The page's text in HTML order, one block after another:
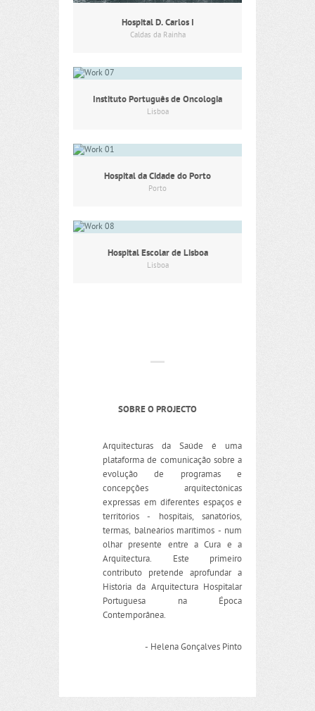
Hospital D. Carlos I
Caldas da Rainha
Instituto Português de Oncologia
Lisboa
Hospital da Cidade do Porto
Porto
Hospital Escolar de Lisboa
Lisboa
SOBRE O PROJECTO
Arquitecturas da Saúde é uma
plataforma de comunicação sobre a
evolução de programas e
concepções arquitectónicas
expressas em diferentes espaços e
territórios - hospitais, sanatórios,
termas, balneários marítimos - num
olhar presente entre a Cura e a
Arquitectura. Este primeiro
contributo pretende aprofundar a
História da Arquitectura Hospitalar
Portuguesa na Época
Contemporânea.
- Helena Gonçalves Pinto